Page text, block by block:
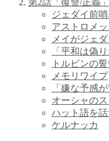
第2話「復讐/正義」
ジェダイ前
アストロメ
メイがジェ
「平和は偽り
トルビンの
メモリワイプ
「嫌な予感が
オーシャの
ハット語を
ケルナッカ